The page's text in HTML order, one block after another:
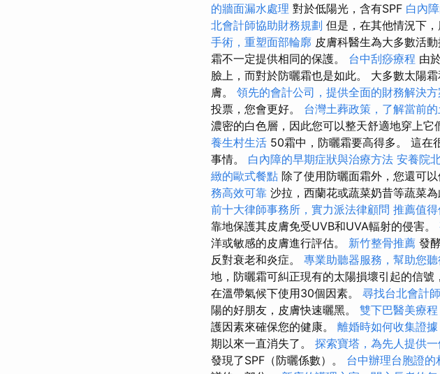
的牆面漏水處理 對於低陽光，含有SPF 白內
北會計師協助財務規劃 但是，在其他情況下
手術，重塑面部輪廓 皮膚科醫生為大多數活
霜不一定提供相同的保護。 台中刮痧療程 由
臉上，而對於防曬霜也是如此。 大多數太陽
膚。 領先的會計公司，提供全面的財務解決方
投票，您會更好。 台灣土葬政策，了解當前
濃密的白色層，因此您可以整天舒適地穿上它
養生村生活 50霜中，防曬霜要高得多。 這在
事情。 白內障的早期症狀與治療方法 安養院
緻的歐式餐點 除了使用防曬面霜外，您還可
務高效可靠 沙拉，西蘭花或蔬菜奶昔等蔬菜為
前十大律師事務所，實力派法律顧問 推薦值
靠地保護其皮膚免受UVB和UVA輻射的侵害。
洋或敏感的皮膚進行評估。 新竹整骨推薦 發
反對衰老和炎症。 專業助聽器服務，幫助您
地，防曬霜可糾正現有的太陽損壞引起的信
在溫帶氣候下使用30個因素。 尋找台北會計
陽的好朋友，皮膚快速曬黑。 雙下巴醫美療
護因素來確保您的健康。 離婚時如何收集證
期以來一直消失了。 探索寶塔，為先人提供
發現了SPF（防曬係數）。 台中辦理台胞證的